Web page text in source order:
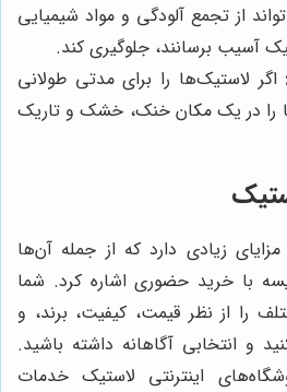
از تجمع آلودگی و مواد شیمیایی
آسیب برسانند، جلوگیری کند.
اگر لاستیک‌ها را برای مدتی طولانی
را در یک مکان خنک، خشک و تاریک
مزایای زیادی دارد که از جمله آن‌ها
با خرید حضوری اشاره کرد. شما
را از نظر قیمت، کیفیت، برند، و
و انتخابی آگاهانه داشته باشید.
اینترنتی لاستیک خدمات